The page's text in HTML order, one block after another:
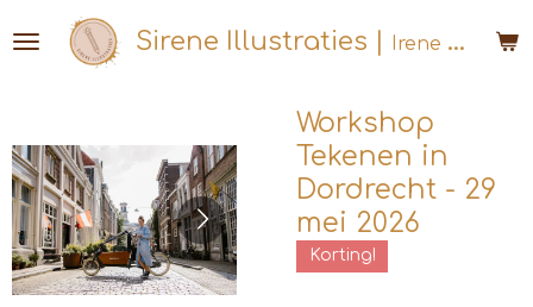
direct
Sirene Illustraties | Irene Jelier
Workshop
Tekenen in
Dordrecht - 29
mei 2026
Korting!